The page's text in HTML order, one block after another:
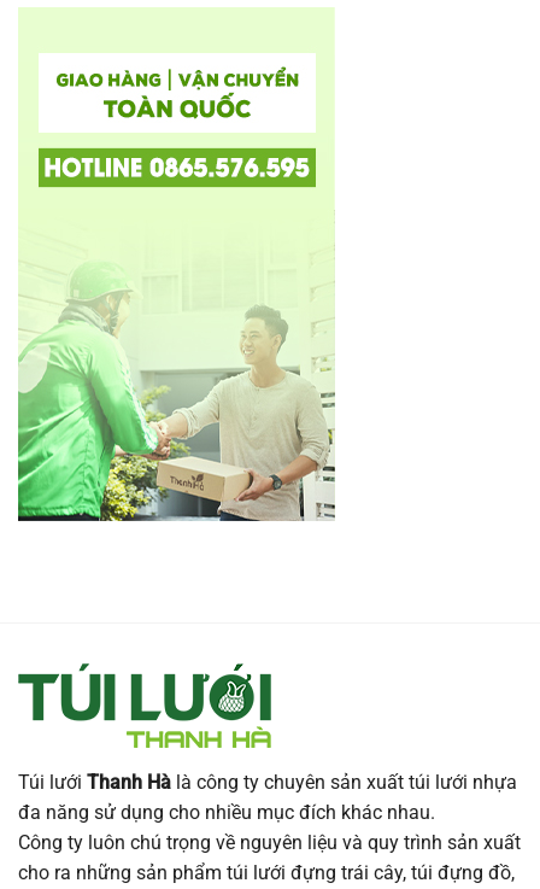
Túi lưới Thanh Hà là công ty chuyên sản xuất túi lưới nhựa
đa năng sử dụng cho nhiều mục đích khác nhau.
Công ty luôn chú trọng về nguyên liệu và quy trình sản xuất
cho ra những sản phẩm túi lưới đựng trái cây, túi đựng đồ,